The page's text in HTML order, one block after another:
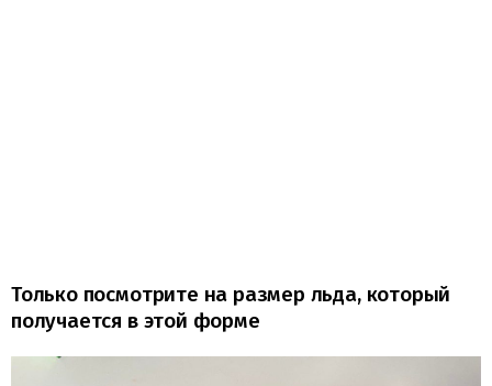
Только посмотрите на размер льда, который
получается в этой форме